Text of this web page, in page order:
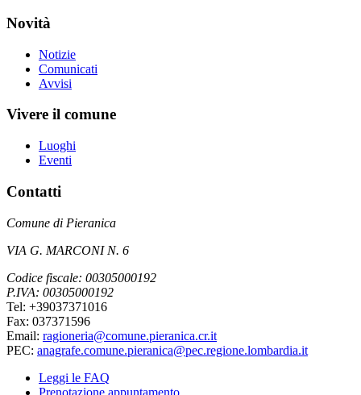
Novità
Notizie
Comunicati
Avvisi
Vivere il comune
Luoghi
Eventi
Contatti
Comune di Pieranica
VIA G. MARCONI N. 6
Codice fiscale: 00305000192
P.IVA: 00305000192
Tel: +39037371016
Fax: 037371596
Email: ragioneria@comune.pieranica.cr.it
PEC: anagrafe.comune.pieranica@pec.regione.lombardia.it
Leggi le FAQ
Prenotazione appuntamento